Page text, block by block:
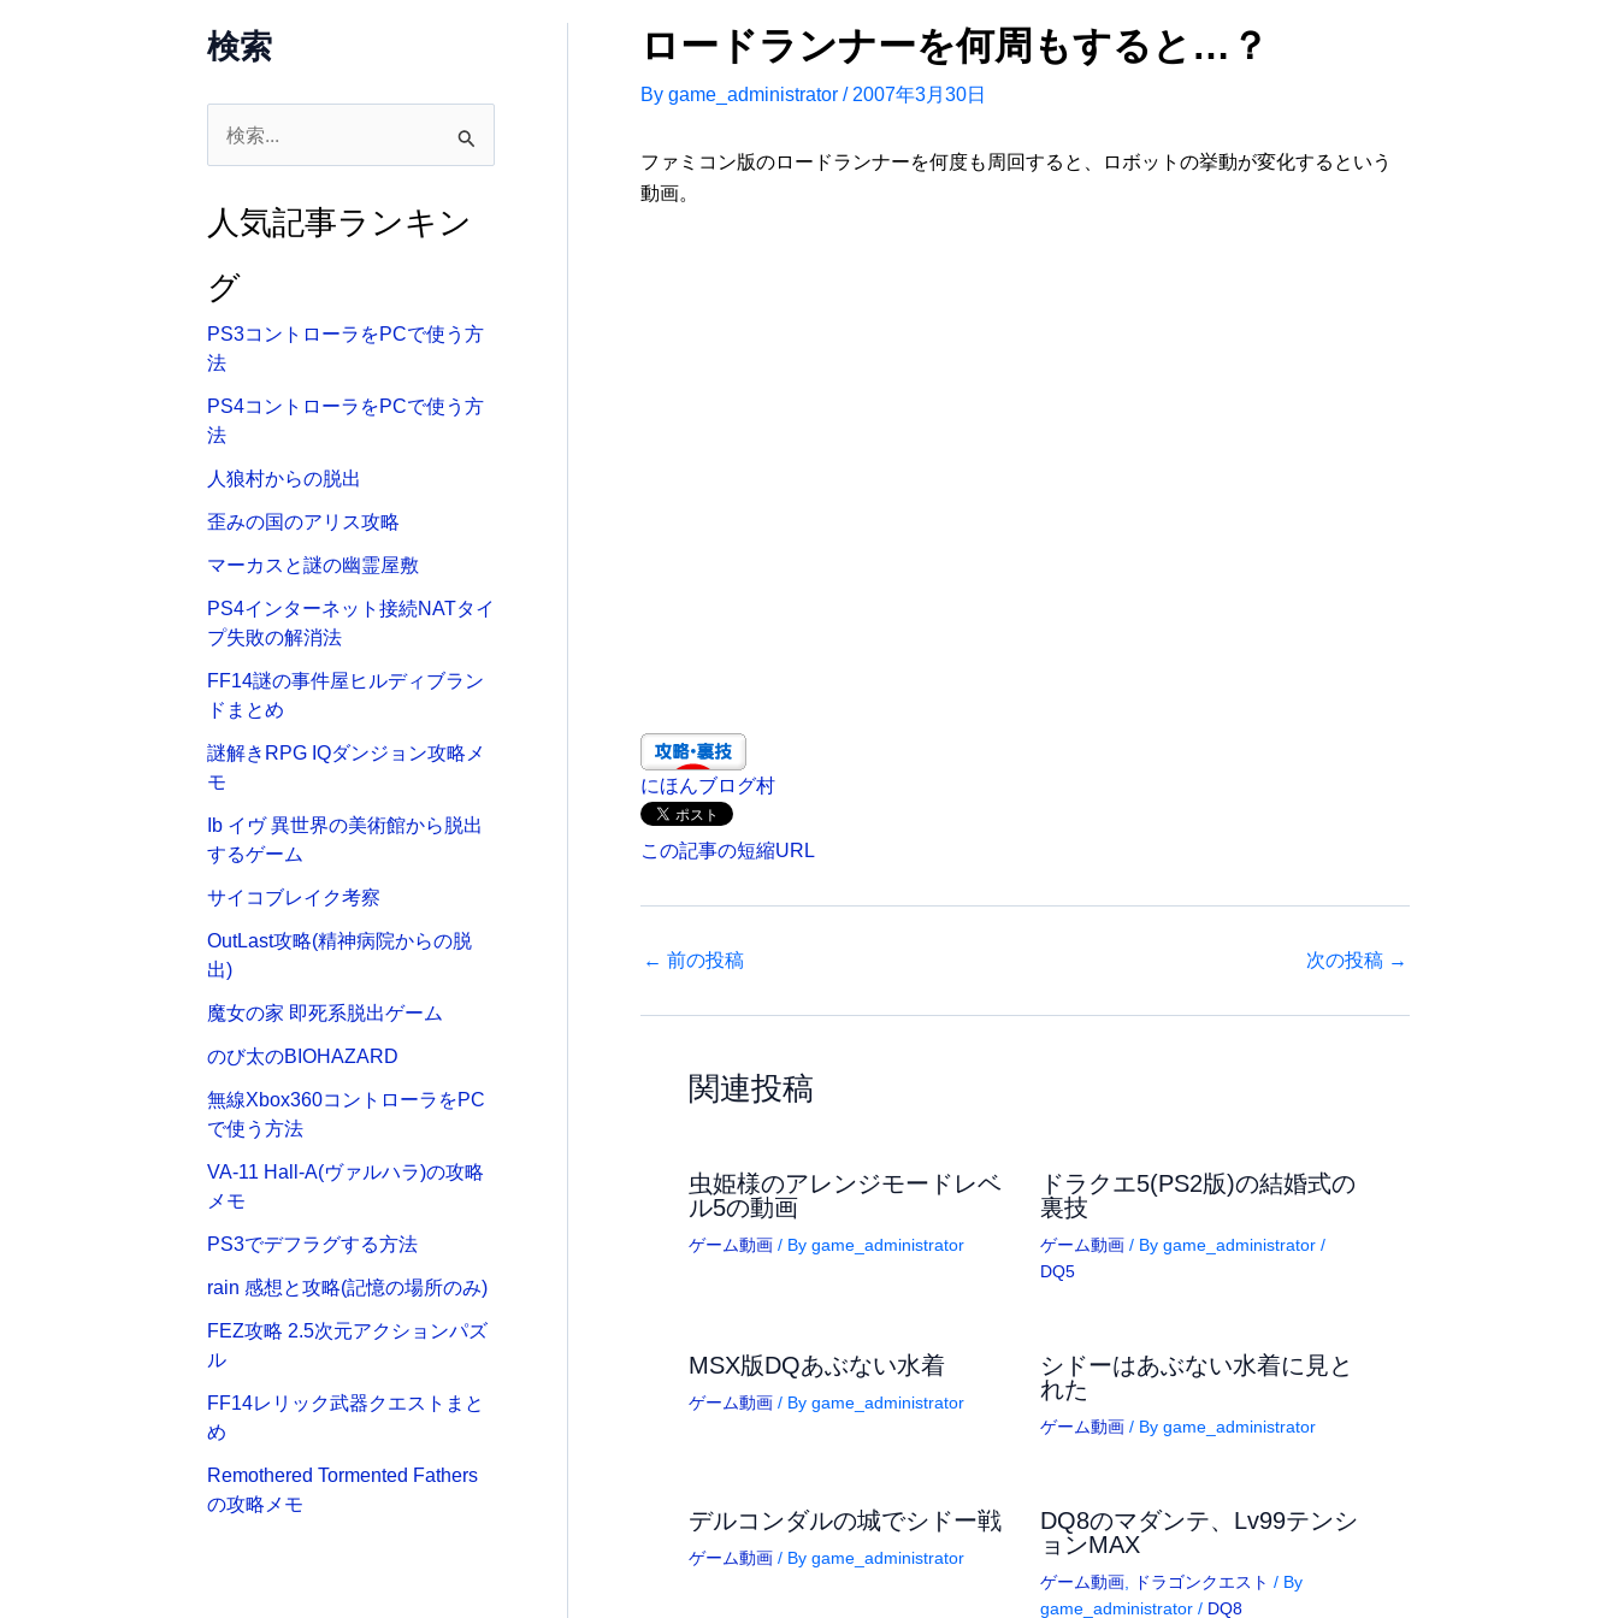
検索
象人気記事ランキン
グ
PS3コントローラをPCで使う方
法
PS4コントローラをPCで使う方
法
人狼村からの脱出
歪みの国のアリス攻略
マーカスと謎の幽霊屋敷
PS4インターネット接続NATタイ
プ失敗の解消法
FF14謎の事件屋ヒルディブラン
ドまとめ
謎解きRPG IQダンジョン攻略メ
モ
Ib イヴ 異世界の美術館から脱出
するゲーム
サイコブレイク考察
OutLast攻略(精神病院からの脱
出)
魔女の家 即死系脱出ゲーム
のび太のBIOHAZARD
無線Xbox360コントローラをPC
で使う方法
VA-11 Hall-A(ヴァルハラ)の攻略
メモ
PS3でデフラグする方法
rain 感想と攻略(記憶の場所のみ)
FEZ攻略 2.5次元アクションパズ
ル
FF14レリック武器クエストまと
め
Remothered Tormented Fathers
の攻略メモ
ロードランナーを何周もすると…？
By game_administrator / 2007年3月30日
ファミコン版のロードランナーを何度も周回すると、ロボットの挙動が変化するという
動画。
にほんブログ村
この記事の短縮URL
← 前の投稿 次の投稿 →
関連投稿
虫姫様のアレンジモードレベ
ル5の動画
ゲーム動画 / By game_administrator
ドラクエ5(PS2版)の結婚式の
裏技
ゲーム動画 / By game_administrator /
DQ5
MSX版DQあぶない水着
ゲーム動画 / By game_administrator
シドーはあぶない水着に見と
れた
ゲーム動画 / By game_administrator
デルコンダルの城でシドー戦
ゲーム動画 / By game_administrator
DQ8のマダンテ、Lv99テンシ
ョンMAX
ゲーム動画 ドラゴンクエスト / By
game_administrator / DQ8